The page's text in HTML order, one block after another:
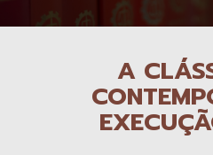
A